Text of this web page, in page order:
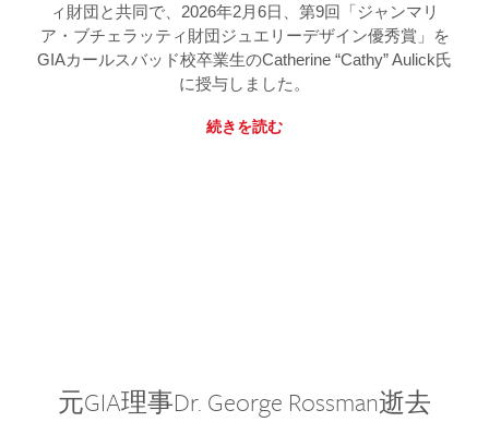
ィ財団と共同で、2026年2月6日、第9回「ジャンマリ
ア・ブチェラッティ財団ジュエリーデザイン優秀賞」を
GIAカールスバッド校卒業生のCatherine “Cathy” Aulick氏
に授与しました。
続きを読む
元GIA理事Dr. George Rossman逝去